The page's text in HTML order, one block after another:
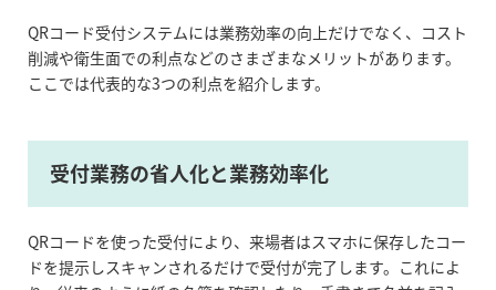
QRコード受付システムには業務効率の向上だけでなく、コスト
削減や衛生面での利点などのさまざまなメリットがあります。
ここでは代表的な3つの利点を紹介します。
受付業務の省人化と業務効率化
QRコードを使った受付により、来場者はスマホに保存したコー
ドを提示しスキャンされるだけで受付が完了します。これによ